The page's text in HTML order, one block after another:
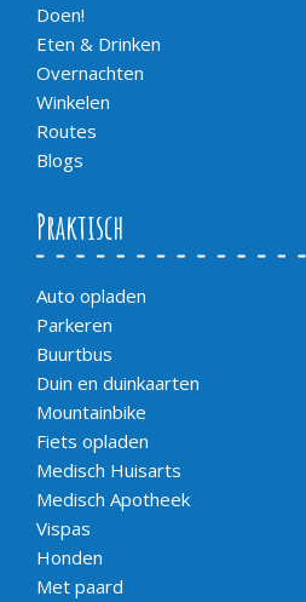
Doen!
Eten & Drinken
Overnachten
Winkelen
Routes
Blogs
Praktisch
Auto opladen
Parkeren
Buurtbus
Duin en duinkaarten
Mountainbike
Fiets opladen
Medisch Huisarts
Medisch Apotheek
Vispas
Honden
Met paard